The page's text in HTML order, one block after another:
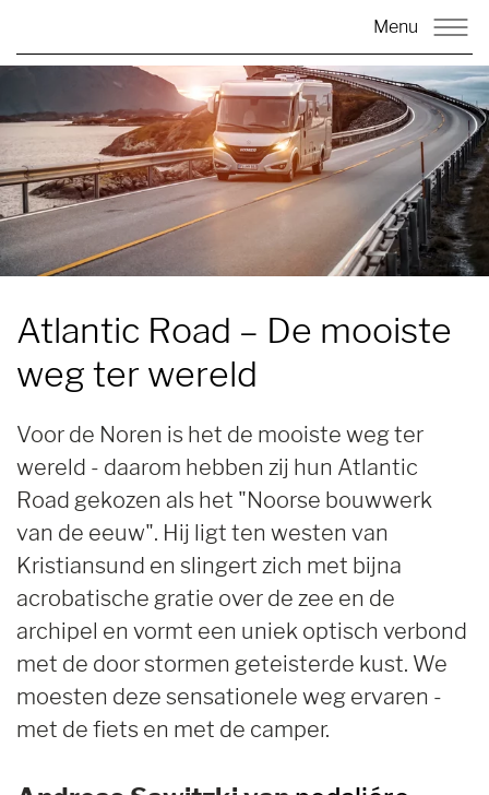
Menu
Atlantic Road – De mooiste
weg ter wereld
Voor de Noren is het de mooiste weg ter
wereld - daarom hebben zij hun Atlantic
Road gekozen als het "Noorse bouwwerk
van de eeuw". Hij ligt ten westen van
Kristiansund en slingert zich met bijna
acrobatische gratie over de zee en de
archipel en vormt een uniek optisch verbond
met de door stormen geteisterde kust. We
moesten deze sensationele weg ervaren -
met de fiets en met de camper.